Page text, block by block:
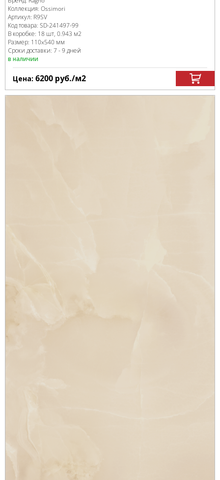
Коллекция: Ossimori
Артикул: R9SV
Код товара: SD-241497-99
В коробке: 18 шт, 0.943 м2
Размер: 110x540 мм
Сроки доставки: 7 - 9 дней
в наличии
Цена: 6200 руб./м2